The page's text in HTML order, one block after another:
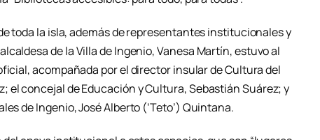
toda la isla, además de representantes institucionales y
de la Villa de Ingenio, Vanesa Martín, estuvo al
acompañada por el director insular de Cultura del
el concejal de Educación y Cultura, Sebastián Suárez; y
de Ingenio, José Alberto (‘Teto’) Quintana.